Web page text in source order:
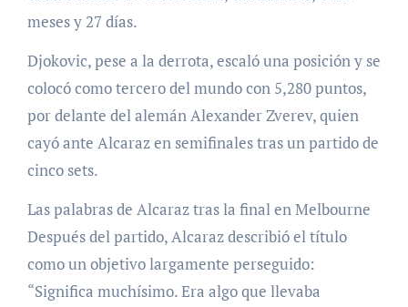
meses y 27 días.
Djokovic, pese a la derrota, escaló una posición y se
colocó como tercero del mundo con 5,280 puntos,
por delante del alemán Alexander Zverev, quien
cayó ante Alcaraz en semifinales tras un partido de
cinco sets.
Las palabras de Alcaraz tras la final en Melbourne
Después del partido, Alcaraz describió el título
como un objetivo largamente perseguido:
“Significa muchísimo. Era algo que llevaba